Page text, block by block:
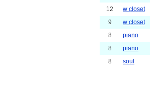
12
w closet
9
w closet
8
piano
8
piano
8
soul